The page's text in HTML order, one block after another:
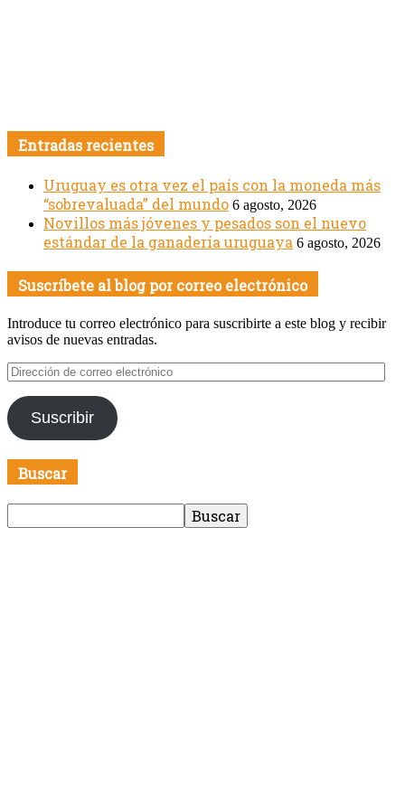
Entradas recientes
Uruguay es otra vez el país con la moneda más
“sobrevaluada” del mundo 6 agosto, 2026
Novillos más jóvenes y pesados son el nuevo
estándar de la ganadería uruguaya 6 agosto, 2026
Suscríbete al blog por correo electrónico
Introduce tu correo electrónico para suscribirte a este blog y recibir
avisos de nuevas entradas.
Dirección
de
correo
electrónico
Suscribir
Buscar